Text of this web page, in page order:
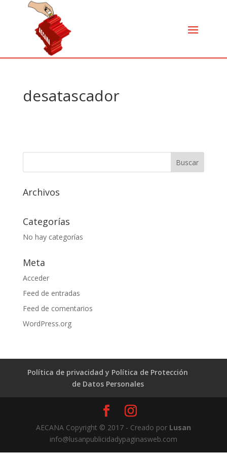
desatascador
Archivos
Categorías
No hay categorías
Meta
Acceder
Feed de entradas
Feed de comentarios
WordPress.org
Política de privacidad y Política de Protección
de Datos Personales
AECANA Copyright © 2017 - Creado porLusan
info@lusanpublicidadypaginasweb.com